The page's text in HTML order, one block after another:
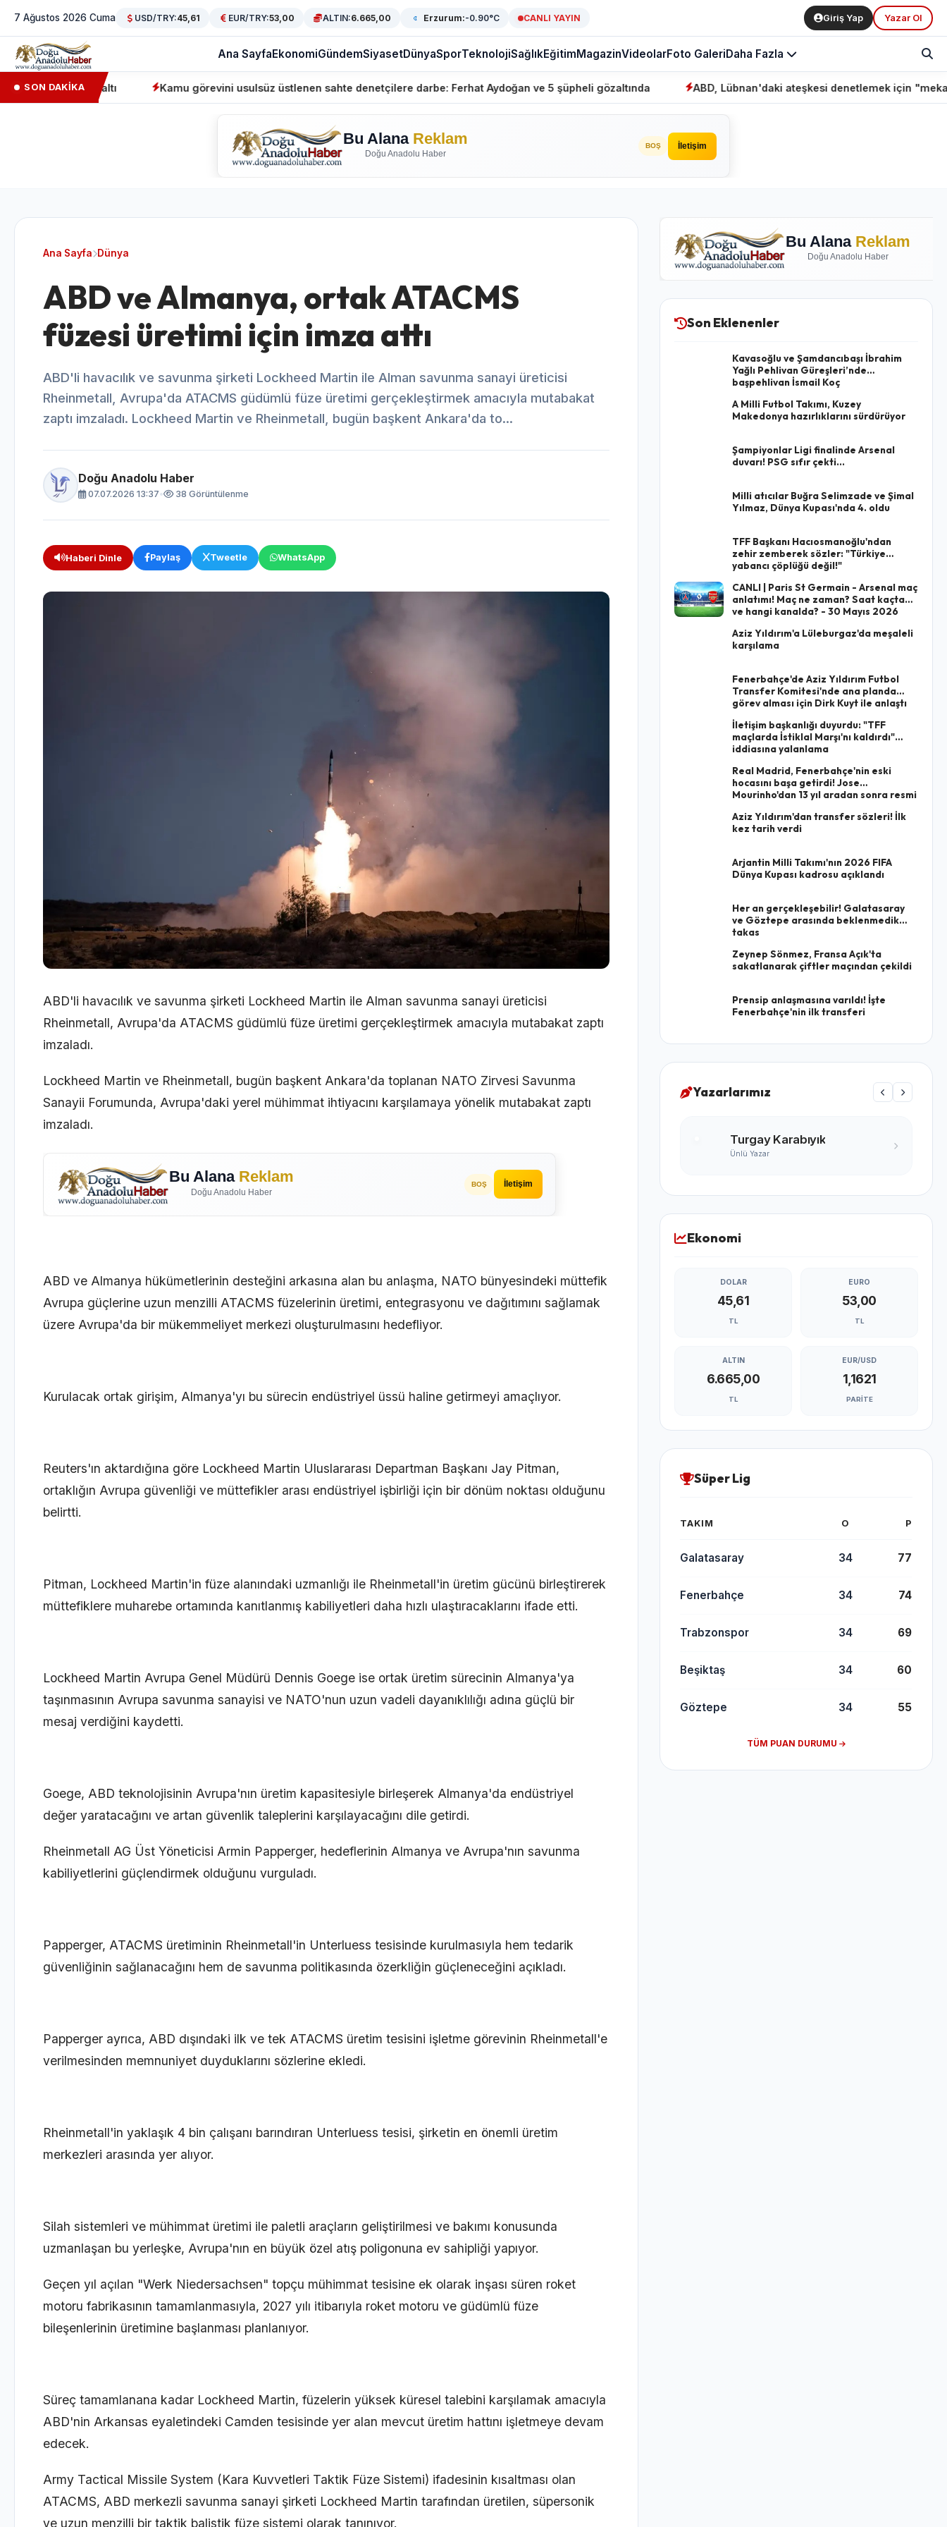
7 Ağustos 2026 Cuma USD/TRY:45,61 EUR/TRY:53,00 ALTIN:6.665,00 Erzurum:-0.90°C CANLI YAYIN Giriş Yap Yazar Ol
Ana SayfaEkonomiGündemSiyasetDünyaSporTeknolojiSağlıkEğitimMagazinVideolarFoto GaleriDaha Fazla
SON DAKİKA
gözaltı Kamu görevini usulsüz üstlenen sahte denetçilere darbe: Ferhat Aydoğan ve 5 şüpheli gözaltında ABD, Lübnan'daki ateşkesi denetlemek için "mekanizma" kurdu
Bu Alana Reklam
Doğu Anadolu Haber
BOŞ İletişim
Ana Sayfa Dünya
ABD ve Almanya, ortak ATACMS
füzesi üretimi için imza attı
ABD'li havacılık ve savunma şirketi Lockheed Martin ile Alman savunma sanayi üreticisi
Rheinmetall, Avrupa'da ATACMS güdümlü füze üretimi gerçekleştirmek amacıyla mutabakat
zaptı imzaladı. Lockheed Martin ve Rheinmetall, bugün başkent Ankara'da to...
Doğu Anadolu Haber
07.07.2026 13:37• 38 Görüntülenme
Haberi Dinle Paylaş Tweetle WhatsApp
ABD'li havacılık ve savunma şirketi Lockheed Martin ile Alman savunma sanayi üreticisi
Rheinmetall, Avrupa'da ATACMS güdümlü füze üretimi gerçekleştirmek amacıyla mutabakat zaptı
imzaladı.
Lockheed Martin ve Rheinmetall, bugün başkent Ankara'da toplanan NATO Zirvesi Savunma
Sanayii Forumunda, Avrupa'daki yerel mühimmat ihtiyacını karşılamaya yönelik mutabakat zaptı
imzaladı.
Bu Alana Reklam
Doğu Anadolu Haber
BOŞ İletişim
ABD ve Almanya hükümetlerinin desteğini arkasına alan bu anlaşma, NATO bünyesindeki müttefik
Avrupa güçlerine uzun menzilli ATACMS füzelerinin üretimi, entegrasyonu ve dağıtımını sağlamak
üzere Avrupa'da bir mükemmeliyet merkezi oluşturulmasını hedefliyor.
Kurulacak ortak girişim, Almanya'yı bu sürecin endüstriyel üssü haline getirmeyi amaçlıyor.
Reuters'ın aktardığına göre Lockheed Martin Uluslararası Departman Başkanı Jay Pitman,
ortaklığın Avrupa güvenliği ve müttefikler arası endüstriyel işbirliği için bir dönüm noktası olduğunu
belirtti.
Pitman, Lockheed Martin'in füze alanındaki uzmanlığı ile Rheinmetall'in üretim gücünü birleştirerek
müttefiklere muharebe ortamında kanıtlanmış kabiliyetleri daha hızlı ulaştıracaklarını ifade etti.
Lockheed Martin Avrupa Genel Müdürü Dennis Goege ise ortak üretim sürecinin Almanya'ya
taşınmasının Avrupa savunma sanayisi ve NATO'nun uzun vadeli dayanıklılığı adına güçlü bir
mesaj verdiğini kaydetti.
Goege, ABD teknolojisinin Avrupa'nın üretim kapasitesiyle birleşerek Almanya'da endüstriyel
değer yaratacağını ve artan güvenlik taleplerini karşılayacağını dile getirdi.
Rheinmetall AG Üst Yöneticisi Armin Papperger, hedeflerinin Almanya ve Avrupa'nın savunma
kabiliyetlerini güçlendirmek olduğunu vurguladı.
Papperger, ATACMS üretiminin Rheinmetall'in Unterluess tesisinde kurulmasıyla hem tedarik
güvenliğinin sağlanacağını hem de savunma politikasında özerkliğin güçleneceğini açıkladı.
Papperger ayrıca, ABD dışındaki ilk ve tek ATACMS üretim tesisini işletme görevinin Rheinmetall'e
verilmesinden memnuniyet duyduklarını sözlerine ekledi.
Rheinmetall'in yaklaşık 4 bin çalışanı barındıran Unterluess tesisi, şirketin en önemli üretim
merkezleri arasında yer alıyor.
Silah sistemleri ve mühimmat üretimi ile paletli araçların geliştirilmesi ve bakımı konusunda
uzmanlaşan bu yerleşke, Avrupa'nın en büyük özel atış poligonuna ev sahipliği yapıyor.
Geçen yıl açılan "Werk Niedersachsen" topçu mühimmat tesisine ek olarak inşası süren roket
motoru fabrikasının tamamlanmasıyla, 2027 yılı itibarıyla roket motoru ve güdümlü füze
bileşenlerinin üretimine başlanması planlanıyor.
Süreç tamamlanana kadar Lockheed Martin, füzelerin yüksek küresel talebini karşılamak amacıyla
ABD'nin Arkansas eyaletindeki Camden tesisinde yer alan mevcut üretim hattını işletmeye devam
edecek.
Army Tactical Missile System (Kara Kuvvetleri Taktik Füze Sistemi) ifadesinin kısaltması olan
ATACMS, ABD merkezli savunma sanayi şirketi Lockheed Martin tarafından üretilen, süpersonik
ve uzun menzilli bir taktik balistik füze sistemi olarak tanınıyor.
Bu Alana Reklam
Doğu Anadolu Haber
Son Eklenenler
Kavasoğlu ve Şamdancıbaşı İbrahim
Yağlı Pehlivan Güreşleri’nde
başpehlivan İsmail Koç
A Milli Futbol Takımı, Kuzey
Makedonya hazırlıklarını sürdürüyor
Şampiyonlar Ligi finalinde Arsenal
duvarı! PSG sıfır çekti...
Milli atıcılar Buğra Selimzade ve Şimal
Yılmaz, Dünya Kupası'nda 4. oldu
TFF Başkanı Hacıosmanoğlu'ndan
zehir zemberek sözler: "Türkiye
yabancı çöplüğü değil!"
CANLI | Paris St Germain - Arsenal maç
anlatımı! Maç ne zaman? Saat kaçta
ve hangi kanalda? - 30 Mayıs 2026
Aziz Yıldırım'a Lüleburgaz'da meşaleli
karşılama
Fenerbahçe'de Aziz Yıldırım Futbol
Transfer Komitesi'nde ana planda
görev alması için Dirk Kuyt ile anlaştı
İletişim başkanlığı duyurdu: "TFF
maçlarda İstiklal Marşı'nı kaldırdı"
iddiasına yalanlama
Real Madrid, Fenerbahçe'nin eski
hocasını başa getirdi! Jose
Mourinho'dan 13 yıl aradan sonra resmi
Aziz Yıldırım'dan transfer sözleri! İlk
kez tarih verdi
Arjantin Milli Takımı'nın 2026 FIFA
Dünya Kupası kadrosu açıklandı
Her an gerçekleşebilir! Galatasaray
ve Göztepe arasında beklenmedik
takas
Zeynep Sönmez, Fransa Açık'ta
sakatlanarak çiftler maçından çekildi
Prensip anlaşmasına varıldı! İşte
Fenerbahçe'nin ilk transferi
Yazarlarımız
Turgay Karabıyık
Ünlü Yazar
Ekonomi
DOLAR
45,61
TL
EURO
53,00
TL
ALTIN
6.665,00
TL
EUR/USD
1,1621
PARITE
Süper Lig
TAKIM O P
Galatasaray 34 77
Fenerbahçe 34 74
Trabzonspor 34 69
Beşiktaş 34 60
Göztepe 34 55
TÜM PUAN DURUMU